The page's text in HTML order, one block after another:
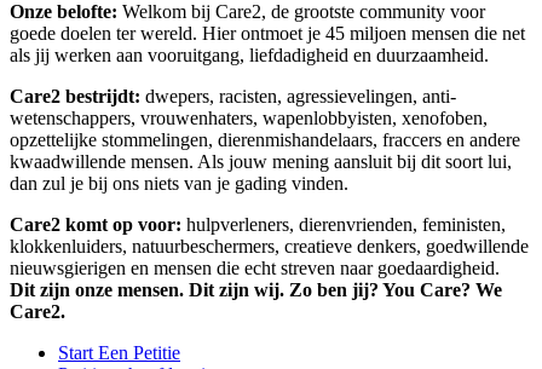
Onze belofte: Welkom bij Care2, de grootste community voor
goede doelen ter wereld. Hier ontmoet je 45 miljoen mensen die net
als jij werken aan vooruitgang, liefdadigheid en duurzaamheid.
Care2 bestrijdt: dwepers, racisten, agressievelingen, anti-
wetenschappers, vrouwenhaters, wapenlobbyisten, xenofoben,
opzettelijke stommelingen, dierenmishandelaars, fraccers en andere
kwaadwillende mensen. Als jouw mening aansluit bij dit soort lui,
dan zul je bij ons niets van je gading vinden.
Care2 komt op voor: hulpverleners, dierenvrienden, feministen,
klokkenluiders, natuurbeschermers, creatieve denkers, goedwillende
nieuwsgierigen en mensen die echt streven naar goedaardigheid.
Dit zijn onze mensen. Dit zijn wij. Zo ben jij? You Care? We
Care2.
Start Een Petitie